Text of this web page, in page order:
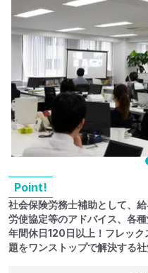
Point!
社会保険労務士補助として、
労使協定等のアドバイス、各
年間休日120日以上！フレッ
題をワンストップで解決する社